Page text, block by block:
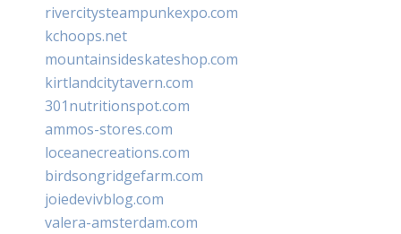
rivercitysteampunkexpo.com
kchoops.net
mountainsideskateshop.com
kirtlandcitytavern.com
301nutritionspot.com
ammos-stores.com
loceanecreations.com
birdsongridgefarm.com
joiedevivblog.com
valera-amsterdam.com